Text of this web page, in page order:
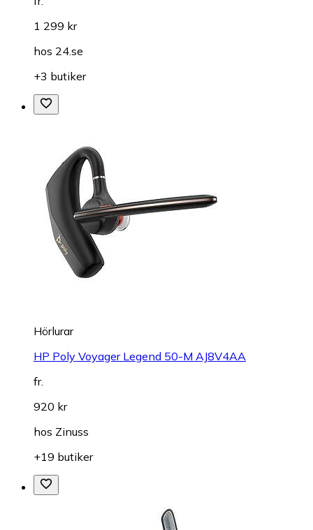
1 299 kr
hos 24.se
+3 butiker
Hörlurar
HP Poly Voyager Legend 50-M AJ8V4AA
fr.
920 kr
hos Zinuss
+19 butiker